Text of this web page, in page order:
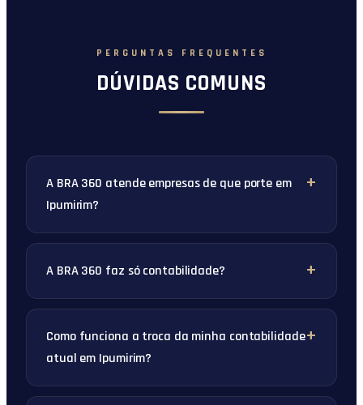
PERGUNTAS FREQUENTES
DÚVIDAS COMUNS
A BRA 360 atende empresas de que porte em
Ipumirim?
A BRA 360 faz só contabilidade?
Como funciona a troca da minha contabilidade
atual em Ipumirim?